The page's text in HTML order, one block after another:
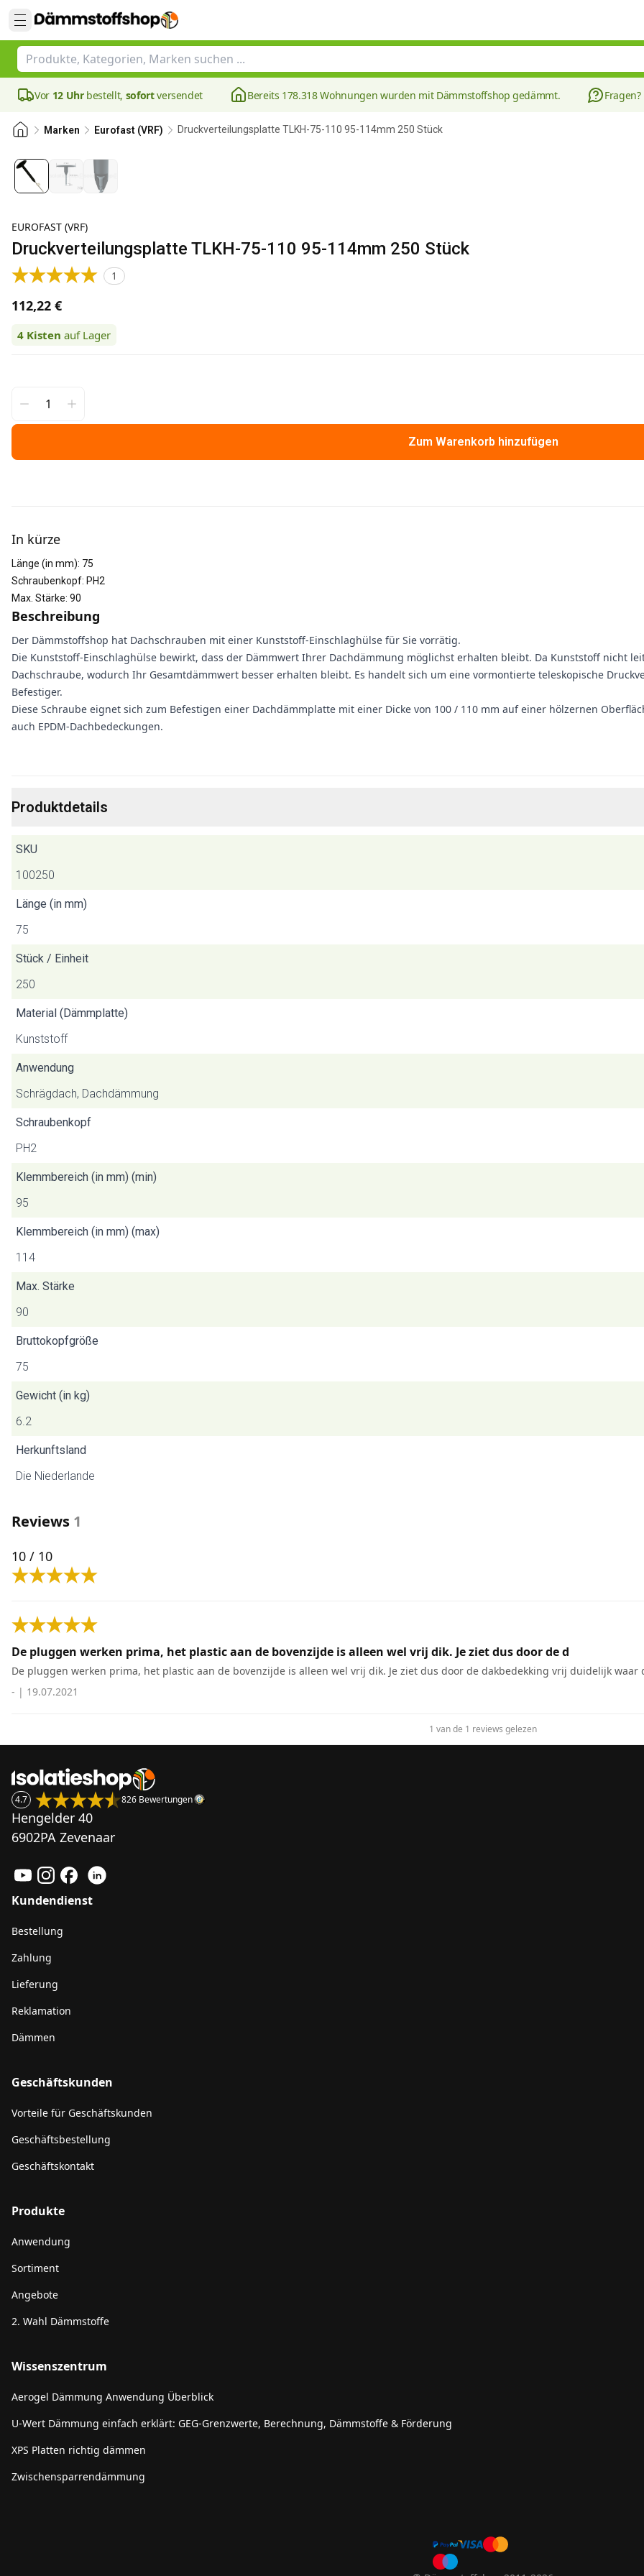
Vor 12 Uhrbestellt, sofortversendet Bereits 178.318 Wohnungen wurden mit Dämmstoffshop gedämmt. Fragen?
Marken Eurofast (VRF) Druckverteilungsplatte TLKH-75-110 95-114mm 250 Stück
EUROFAST (VRF)
Druckverteilungsplatte TLKH-75-110 95-114mm 250 Stück
1
112,22 €
4 Kisten auf Lager
Zum Warenkorb hinzufügen
In kürze
Länge (in mm): 75
Schraubenkopf: PH2
Max. Stärke: 90
Beschreibung
Der Dämmstoffshop hat Dachschrauben mit einer Kunststoff-Einschlaghülse für Sie vorrätig.
Die Kunststoff-Einschlaghülse bewirkt, dass der Dämmwert Ihrer Dachdämmung möglichst erhalten bleibt. Da Kunststoff nicht
Dachschraube, wodurch Ihr Gesamtdämmwert besser erhalten bleibt. Es handelt sich um eine vormontierte teleskopische
Befestiger.
Diese Schraube eignet sich zum Befestigen einer Dachdämmplatte mit einer Dicke von 100 / 110 mm auf einer hölzernen
auch EPDM-Dachbedeckungen.
Produktdetails
SKU
100250
Länge (in mm)
75
Stück / Einheit
250
Material (Dämmplatte)
Kunststoff
Anwendung
Schrägdach, Dachdämmung
Schraubenkopf
PH2
Klemmbereich (in mm) (min)
95
Klemmbereich (in mm) (max)
114
Max. Stärke
90
Bruttokopfgröße
75
Gewicht (in kg)
6.2
Herkunftsland
Die Niederlande
Reviews 1
10 / 10
De pluggen werken prima, het plastic aan de bovenzijde is alleen wel vrij dik. Je ziet dus door de d
De pluggen werken prima, het plastic aan de bovenzijde is alleen wel vrij dik. Je ziet dus door de dakbedekking vrij duidelijk waar
- | 19.07.2021
1 van de 1 reviews gelezen
4.7 826 Bewertungen
Hengelder 40
6902PA Zevenaar
Kundendienst
Bestellung
Zahlung
Lieferung
Reklamation
Dämmen
Geschäftskunden
Vorteile für Geschäftskunden
Geschäftsbestellung
Geschäftskontakt
Produkte
Anwendung
Sortiment
Angebote
2. Wahl Dämmstoffe
Wissenszentrum
Aerogel Dämmung Anwendung Überblick
U-Wert Dämmung einfach erklärt: GEG-Grenzwerte, Berechnung, Dämmstoffe & Förderung
XPS Platten richtig dämmen
Zwischensparrendämmung